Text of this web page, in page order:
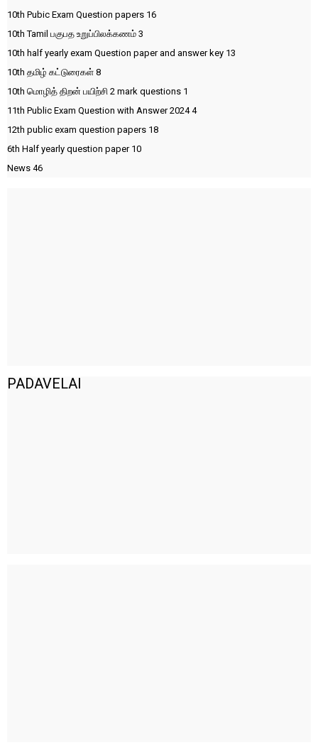
10th Pubic Exam Question papers 16
10th Tamil பகுபத உறுப்பிலக்கணம் 3
10th half yearly exam Question paper and answer key 13
10th தமிழ் கட்டுரைகள் 8
10th மொழித் திறன் பயிற்சி 2 mark questions 1
11th Public Exam Question with Answer 20244
12th public exam question papers 18
6th Half yearly question paper 10
News 46
PADAVELAI